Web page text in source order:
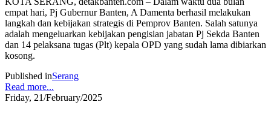
empat hari, Pj Gubernur Banten, A Damenta berhasil melakukan
langkah dan kebijakan strategis di Pemprov Banten. Salah satunya
adalah mengeluarkan kebijakan pengisian jabatan Pj Sekda Banten
dan 14 pelaksana tugas (Plt) kepala OPD yang sudah lama dibiar­kan
kosong.
Published inSerang
Read more...
Friday, 21/February/2025